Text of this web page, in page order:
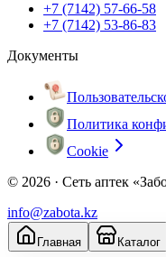
+7 (7142) 57-66-58
+7 (7142) 53-86-83
Документы
Политика
Cookie
© 2026 · Сеть аптек
info@zabota.kz
Главная Каталог